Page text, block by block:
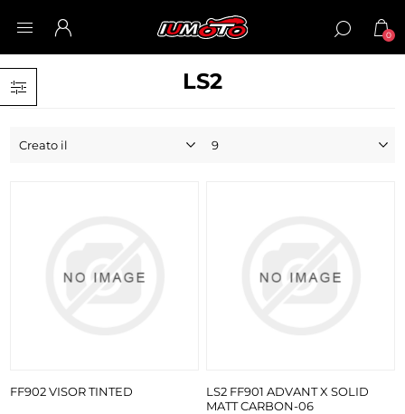
0
LS2
FF902 VISOR TINTED
LS2 FF901 ADVANT X SOLID
MATT CARBON-06